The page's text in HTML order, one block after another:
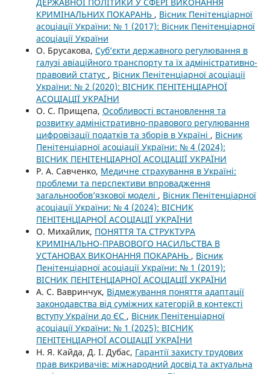
КРИМІНАЛЬНИХ ПОКАРАНЬ , Вісник Пенітенціарної
асоціації України: № 1 (2017): Вісник Пенітенціарної
асоціації України
О. Брусакова, Суб’єкти державного регулювання в
галузі авіаційного транспорту та їх адміністративно-
правовий статус , Вісник Пенітенціарної асоціації
України: № 2 (2020): ВІСНИК ПЕНІТЕНЦІАРНОЇ
АСОЦІАЦІЇ УКРАЇНИ
О. С. Прищепа, Особливості встановлення та
розвитку адміністративно-правового регулювання
цифровізації податків та зборів в Україні , Вісник
Пенітенціарної асоціації України: № 4 (2024):
ВІСНИК ПЕНІТЕНЦІАРНОЇ АСОЦІАЦІЇ УКРАЇНИ
Р. А. Савченко, Медичне страхування в Україні:
проблеми та перспективи впровадження
загальнообов’язкової моделі , Вісник Пенітенціарної
асоціації України: № 4 (2024): ВІСНИК
ПЕНІТЕНЦІАРНОЇ АСОЦІАЦІЇ УКРАЇНИ
О. Михайлик, ПОНЯТТЯ ТА СТРУКТУРА
КРИМІНАЛЬНО-ПРАВОВОГО НАСИЛЬСТВА В
УСТАНОВАХ ВИКОНАННЯ ПОКАРАНЬ , Вісник
Пенітенціарної асоціації України: № 1 (2019):
ВІСНИК ПЕНІТЕНЦІАРНОЇ АСОЦІАЦІЇ УКРАЇНИ
А. С. Вавринчук, Відмежування поняття адаптації
законодавства від суміжних категорій в контексті
вступу України до ЄС , Вісник Пенітенціарної
асоціації України: № 1 (2025): ВІСНИК
ПЕНІТЕНЦІАРНОЇ АСОЦІАЦІЇ УКРАЇНИ
Н. Я. Кайда, Д. І. Дубас, Гарантії захисту трудових
прав викривачів: міжнародний досвід та актуальна